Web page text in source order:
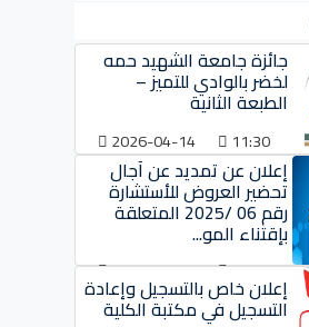
جائزة جامعة الشهيد حمه
لخضر بالوادي للتميز –
الطبعة الثانية
11:30
2026-04-14
إعلان عن تمديد عن آجال
تحضير العروض للأستشارة
رقم 06 /2025 المتعلقة
بإقتناء المو...
08:15
2025-10-01
إعلان خاص بالتسجيل وإعادة
التسجيل في مكتبة الكلية